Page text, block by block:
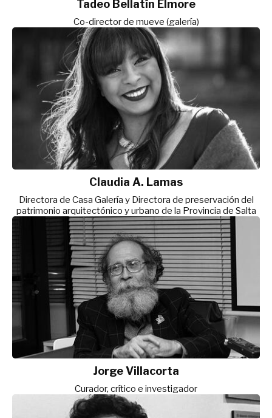
Tadeo Bellatín Elmore
Co-director de mueve (galería)
Claudia A. Lamas
Directora de Casa Galería y Directora de preservación del
patrimonio arquitectónico y urbano de la Provincia de Salta
Jorge Villacorta
Curador, crítico e investigador